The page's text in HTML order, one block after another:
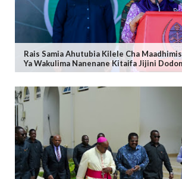
Rais Samia Ahutubia Kilele Cha
Ya Wakulima Nanenane Kitaifa Jijini